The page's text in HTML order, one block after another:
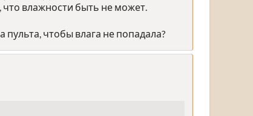
влажности быть не может.
чтобы влага не попадала?